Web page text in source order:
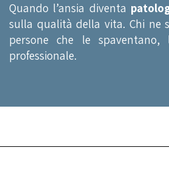
Quando l’ansia diventa
sulla qualità della vita. Chi ne
persone che le
professionale.